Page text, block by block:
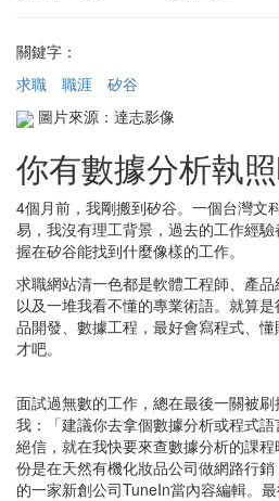
關鍵字：
求職
職涯
矽谷
圖片來源：達志影像
你有數據分析執
4個月前，我剛搬到矽谷。一個台灣文
易，我沒有理工背景，過去的工作經
握在矽谷能找到什麼像樣的工作。
求職網站清一色都是軟體工程師、產品
以及一堆我看不懂的專業術語。就算
品開發、數據工程，最好會寫程式、
才吧。
面試過無數的工作，總在最後一關被
我：「建議你去拿個數據分析或程式
絕信，就在我快要來查數據分析的課
份是在天然有機化妝品公司做網路行
的一家新創公司TuneIn當內容編輯。最